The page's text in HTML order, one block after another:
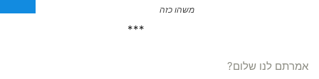
משהו כזה
***
אמרתם לנו שלום?